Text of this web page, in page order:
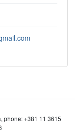
phone: +381 11 3615